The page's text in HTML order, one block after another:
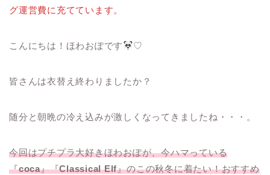
グ運営費に充てています。
こんにちは！ほわおぽです ♡
皆さんは衣替え終わりましたか？
随分と朝晩の冷え込みが激しくなってきましたね・・・。
今回はプチプラ大好きほわおぽが、今ハマっている
『coca』『Classical Elf』のこの秋冬に着たい！おすすめ